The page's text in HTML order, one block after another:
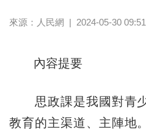
來源： 人民網 | 2024-05-30
內容提要
思政課是我國對青少
教育的主渠道、主陣地